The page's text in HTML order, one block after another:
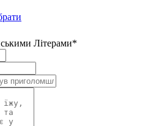
Літерами*